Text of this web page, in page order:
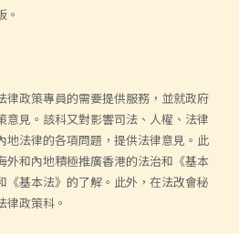
。
律政策專員的需要提供服務，並就政府
意見。該科又對影響司法、人權、法律
地法律的各項問題，提供法律意見。此
外和內地積極推廣香港的法治和《基本
《基本法》的了解。此外，在法改會秘
政策科。